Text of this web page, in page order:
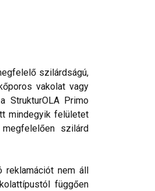
szilárdságú,
vakolat vagy
StrukturOLA Primo
mindegyik felületet
szilárd
nem áll
függően